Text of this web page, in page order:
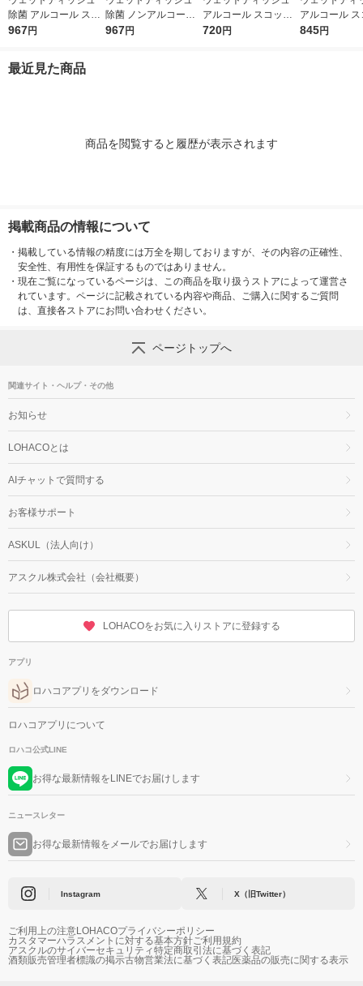
除菌 アルコール スコ
ッティ ウェットティ
シア
967円
除菌 ノンアルコール
スコッティ ウェット
967円
アルコール スコッテ
ィ パーフェクトフィ
720円
アルコール
ィ パーフェク
845円
最近見た商品
商品を閲覧すると履歴が表示されます
掲載商品の情報について
・ 掲載している情報の精度には万全を期しておりますが、その内容の正確性、
安全性、有用性を保証するものではありません。
・ 現在ご覧になっているページは、この商品を取り扱うストアによって運営さ
れています。ページに記載されている内容や商品、ご購入に関するご質問
は、直接各ストアにお問い合わせください。
ページトップへ
関連サイト・ヘルプ・その他
お知らせ
LOHACOとは
AIチャットで質問する
お客様サポート
ASKUL（法人向け）
アスクル株式会社（会社概要）
LOHACOをお気に入りストアに登録する
アプリ
ロハコアプリをダウンロード
ロハコアプリについて
ロハコ公式LINE
お得な最新情報をLINEでお届けします
ニュースレター
お得な最新情報をメールでお届けします
Instagram X（旧Twitter）
ご利用上の注意LOHACOプライバシーポリシー
カスタマーハラスメントに対する基本方針ご利用規約
アスクルのサイバーセキュリティ特定商取引法に基づく表記
酒類販売管理者標識の掲示古物営業法に基づく表記医薬品の販売に関する表示